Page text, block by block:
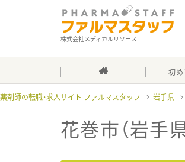
株式会社メディカルリソース
初
薬剤師の転職・求人サイト ファルマスタッフ 岩手県
花巻市（岩手